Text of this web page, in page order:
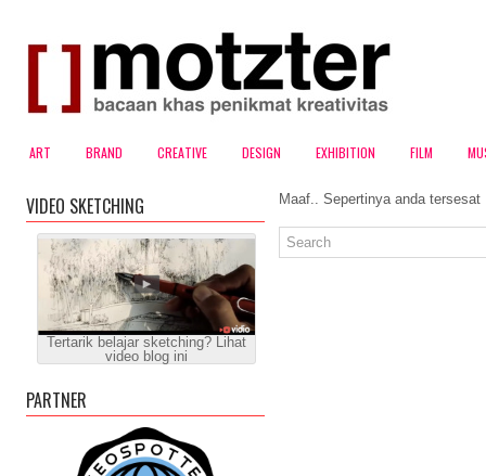
ART BRAND CREATIVE DESIGN EXHIBITION FILM
Maaf.. Sepertinya anda tersesat
VIDEO SKETCHING
Tertarik belajar sketching? Lihat
video blog ini
PARTNER